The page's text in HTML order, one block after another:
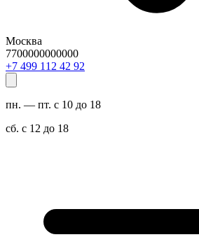
Москва
7700000000000
29 24 211 994 7+
пн. — пт. с 10 до 18
сб. с 12 до 18